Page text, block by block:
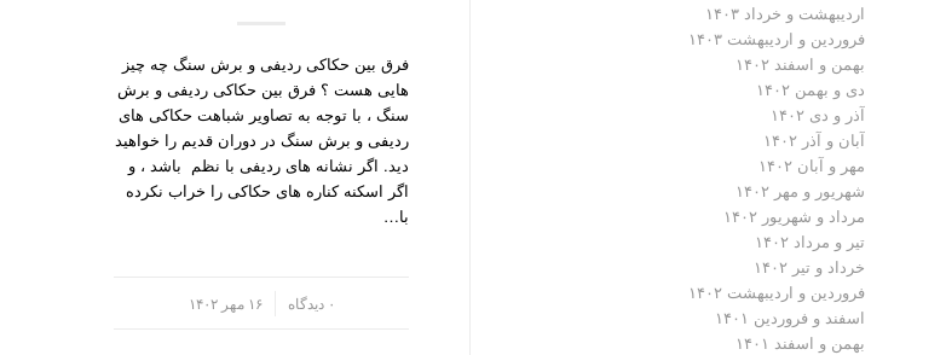
فرق بین حکاکی ردیفی و برش سنگ چه چیز
هایی هست ؟ فرق بین حکاکی ردیفی و برش
سنگ ، با توجه به تصاویر شباهت حکاکی های
ردیفی و برش سنگ در دوران قدیم را خواهید
دید. اگر نشانه های ردیفی با نظم باشد ، و
اگر اسکنه کناره های حکاکی را خراب نکرده
با…
۰ دیدگاه ۱۶ مهر ۱۴۰۲
اردیبهشت و خرداد ۱۴۰۳
فروردین و اردیبهشت ۱۴۰۳
بهمن و اسفند ۱۴۰۲
دی و بهمن ۱۴۰۲
آذر و دی ۱۴۰۲
آبان و آذر ۱۴۰۲
مهر و آبان ۱۴۰۲
شهریور و مهر ۱۴۰۲
مرداد و شهریور ۱۴۰۲
تیر و مرداد ۱۴۰۲
خرداد و تیر ۱۴۰۲
فروردین و اردیبهشت ۱۴۰۲
اسفند و فروردین ۱۴۰۱
بهمن و اسفند ۱۴۰۱